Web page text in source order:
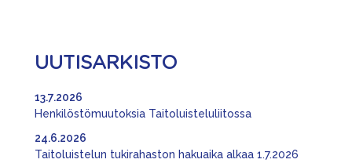
UUTISARKISTO
Henkilöstömuutoksia Taitoluisteluliitossa
13.7.2026
Taitoluistelun tukirahaston hakuaika alkaa 1.7.2026
24.6.2026